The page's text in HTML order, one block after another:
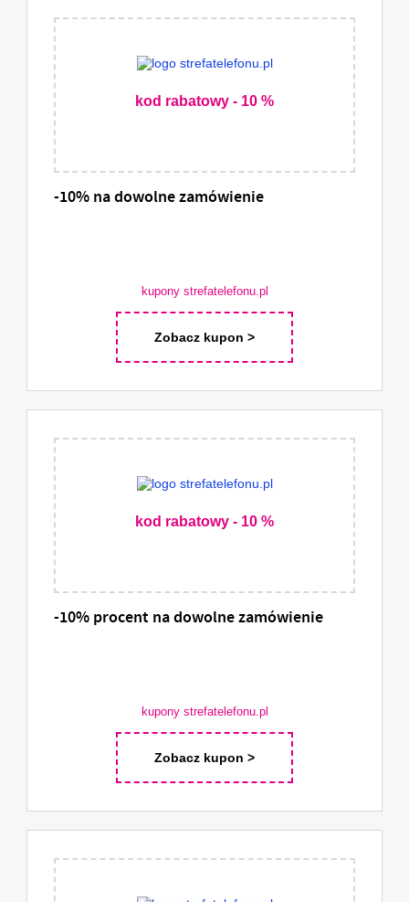
kod rabatowy - 10 %
-10% na dowolne zamówienie
kupony strefatelefonu.pl
Zobacz kupon >
kod rabatowy - 10 %
-10% procent na dowolne zamówienie
kupony strefatelefonu.pl
Zobacz kupon >